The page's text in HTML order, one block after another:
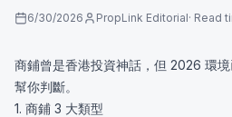
6/30/2026 PropLink Editorial· Read
商鋪曾是香港投資神話，但 2026 環
幫你判斷。
1. 商鋪 3 大類型